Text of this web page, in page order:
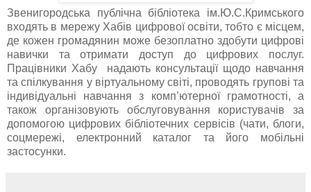
Звенигородська публічна бібліотека ім.Ю.С.Кримського
входять в мережу Хабів цифрової освіти, тобто є місцем,
де кожен громадянин може безоплатно здобути цифрові
навички та отримати доступ до цифрових послуг.
Працівники Хабу надають консультації щодо навчання
та спілкування у віртуальному світі, проводять групові та
індивідуальні навчання з комп’ютерної грамотності, а
також організовують обслуговування користувачів за
допомогою цифрових бібліотечних сервісів (чати, блоги,
соцмережі, електронний каталог та його мобільні
застосунки.